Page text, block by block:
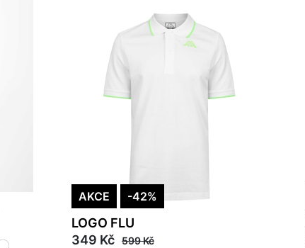
AKCE -42%
LOGO FLU
349 Kč 599 Kč